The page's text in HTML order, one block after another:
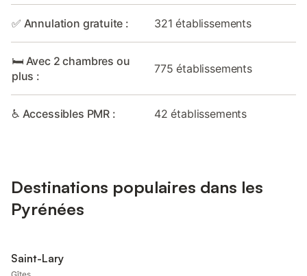
✅ Annulation gratuite : 321 établissements
🛏️ Avec 2 chambres ou
plus :
775 établissements
♿ Accessibles PMR : 42 établissements
Destinations populaires dans les
Pyrénées
Saint-Lary